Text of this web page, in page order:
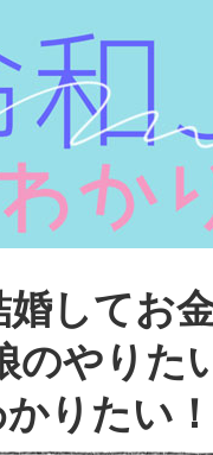
してお
のやりた
りたい！